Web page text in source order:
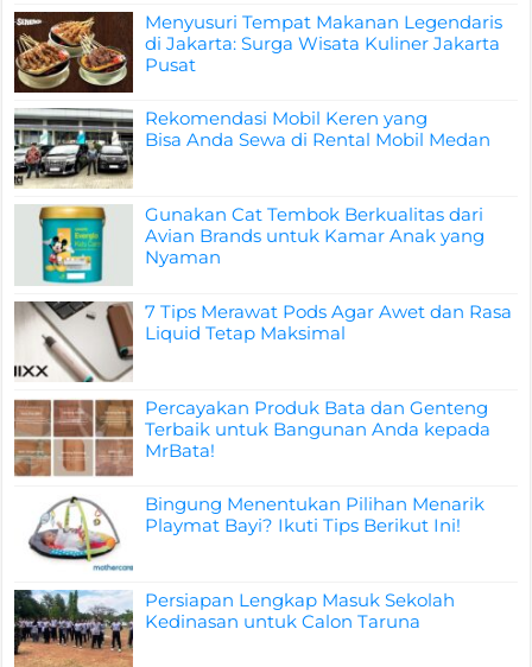
Menyusuri Tempat Makanan Legendaris
di Jakarta: Surga Wisata Kuliner Jakarta
Pusat
Rekomendasi Mobil Keren yang
Bisa Anda Sewa di Rental Mobil Medan
Gunakan Cat Tembok Berkualitas dari
Avian Brands untuk Kamar Anak yang
Nyaman
7 Tips Merawat Pods Agar Awet dan Rasa
Liquid Tetap Maksimal
Percayakan Produk Bata dan Genteng
Terbaik untuk Bangunan Anda kepada
MrBata!
Bingung Menentukan Pilihan Menarik
Playmat Bayi? Ikuti Tips Berikut Ini!
Persiapan Lengkap Masuk Sekolah
Kedinasan untuk Calon Taruna